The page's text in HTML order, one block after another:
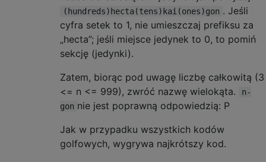
(hundreds)hecta(tens)kai(ones)gon . Jeśli
cyfra setek to 1, nie umieszczaj prefiksu za
„hecta”; jeśli miejsce jedynek to 0, to pomiń
sekcję (jedynki).
Zatem, biorąc pod uwagę liczbę całkowitą (3
<= n <= 999), zwróć nazwę wielokąta.
n-
gon nie jest poprawną odpowiedzią: P
Jak w przypadku wszystkich kodów
golfowych, wygrywa najkrótszy kod.